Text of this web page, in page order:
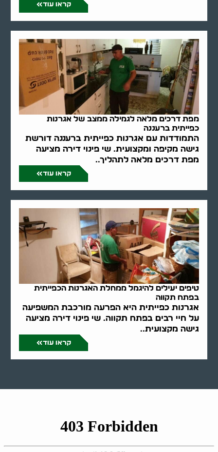
קראו עוד
מפת דרכים מלאה לגמילה ממצב של אגרנות
כפייתית ברעננה
התמודדות עם אגרנות כפייתית ברעננה דורשת
גישה מקיפה ומקצועית. שי פינוי דירה מציעה
מפת דרכים מלאה לתהליך..
קראו עוד
טיפים יעילים להיגמל ממחלת האגרנות הכפייתית
בפתח תקווה
אגרנות כפייתית היא הפרעה מורכבת המשפיעה
על חיי רבים בפתח תקווה. שי פינוי דירה מציעה
גישה מקצועית..
קראו עוד